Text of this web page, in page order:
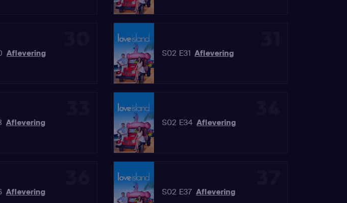
Aflevering S02 E31 Aflevering
Aflevering S02 E34 Aflevering
Aflevering S02 E37 Aflevering